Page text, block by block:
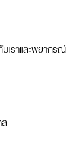
เราและพยากรณ์